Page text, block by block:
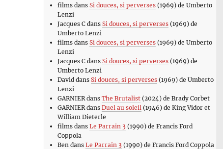
filmsdans Si douces, si perverses(1969) de Umberto
Lenzi
Jacques Cdans Si douces, si perverses(1969) de
Umberto Lenzi
filmsdans Si douces, si perverses(1969) de Umberto
Lenzi
Jacques Cdans Si douces, si perverses(1969) de
Umberto Lenzi
David dans Si douces, si perverses(1969) de Umberto
Lenzi
GARNIERdans The Brutalist(2024) de Brady Corbet
GARNIERdans Duel au soleil (1946) de King Vidor et
William Dieterle
filmsdans Le Parrain 3 (1990) de Francis Ford
Coppola
Ben dans Le Parrain 3 (1990) de Francis Ford Coppola